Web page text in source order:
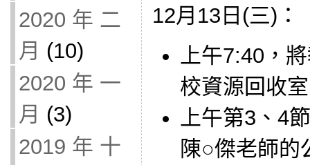
2020 年 二
月 (10)
2020 年 一
月 (3)
2019 年 十
12月13日(三)：
上午7:40，
校資源回收
上午第3、4
陳○傑老師的